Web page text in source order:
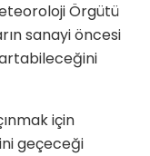
Örgütü
sanayi öncesi
için
geçeceği